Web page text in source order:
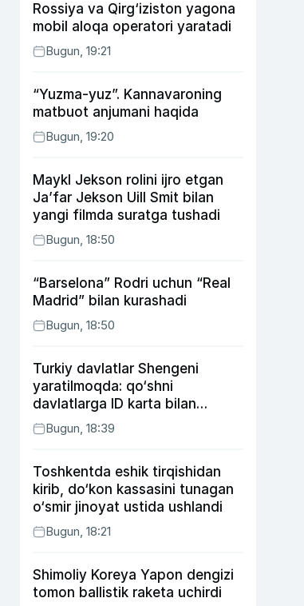
Rossiya va Qirg‘iziston yagona
mobil aloqa operatori yaratadi
Bugun, 19:21
“Yuzma-yuz”. Kannavaroning
matbuot anjumani haqida
Bugun, 19:20
Maykl Jekson rolini ijro etgan
Ja’far Jekson Uill Smit bilan
yangi filmda suratga tushadi
Bugun, 18:50
“Barselona” Rodri uchun “Real
Madrid” bilan kurashadi
Bugun, 18:50
Turkiy davlatlar Shengeni
yaratilmoqda: qo‘shni
davlatlarga ID karta bilan
boriladi
Bugun, 18:39
Toshkentda eshik tirqishidan
kirib, do‘kon kassasini tunagan
o‘smir jinoyat ustida ushlandi
Bugun, 18:21
Shimoliy Koreya Yapon dengizi
tomon ballistik raketa uchirdi